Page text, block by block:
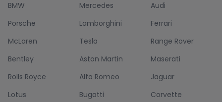
BMW Mercedes
Audi
Porsche
Lamborghini
Ferrari
McLaren
Tesla
Range Rover
Bentley
Aston Martin
Maserati
Rolls Royce
Alfa Romeo
Jaguar
Lotus
Bugatti Corvette